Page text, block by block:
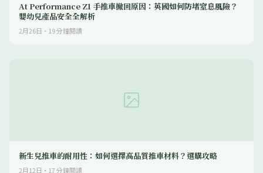
At Performance Z1 手推車撤回原因：英國如何防堵窒息風險？
嬰幼兒產品安全全解析
2月26日 · 19分鐘閱讀
新生兒推車的耐用性：如何選擇高品質推車材料？選購攻略
2月12日 · 17分鐘閱讀